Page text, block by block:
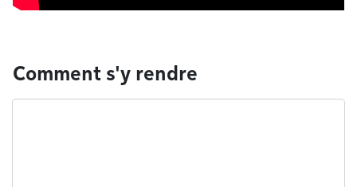
Comment s'y rendre